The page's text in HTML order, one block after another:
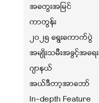
အတွေးအမြင်
ကာတွန်း
၂၀၂၅ ရွေးကောက်ပွဲ
အမျိုးသမီးအခွင့်အရေး
ဂျာနယ်
အယ်ဒီတာ့အာဘော်
In-depth Feature